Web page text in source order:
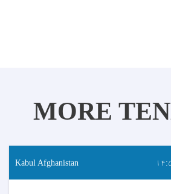
MORE
Kabul Afghanistan